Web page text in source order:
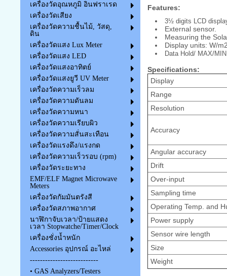
เครื่องวัดอุณหภูมิ อินฟราเรด
เครื่องวัดเสียง
เครื่องวัดความชื้นไม้, วัสดุ,
ดิน
เครื่องวัดแสง Lux Meter
เครื่องวัดแสง LED
เครื่องวัดแสงอาทิตย์
เครื่องวัดแสงยูวี UV Meter
เครื่องวัดความเร็วลม
เครื่องวัดความดันลม
เครื่องวัดความหนา
เครื่องวัดความเรียบผิว
เครื่องวัดความสั่นสะเทือน
เครื่องวัดแรงดึง/แรงกด
เครื่องวัดความเร็วรอบ (rpm)
เครื่องวัดระยะทาง
EMF/ELF Magnet Microwave
Meters
เครื่องวัดกัมมันตรังสี
เครื่องวัดสภาพอากาศ
นาฬิกาจับเวลา/ป้ายแสดง
เวลา Stopwatche/Timer/Clock
เครื่องชั่งน้ำหนัก
Accessories อุปกรณ์ อะไหล่
---------------------------
• GAS Analyzers/Testers
Features:
3½ digits LCD
External sensor.
Measuring the
Display units: W/
Data Hold/ MAX/
Specifications:
Display
Range
Resolution
Accuracy
Angular accuracy
Drift
Over-input
Sampling time
Operating Temp. and
Power supply
Sensor wire length
Size
Weight